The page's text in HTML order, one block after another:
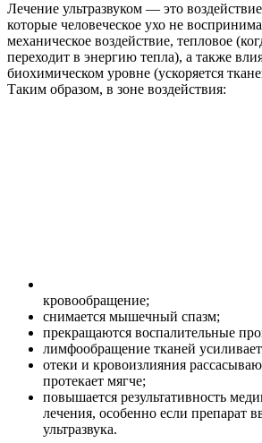
Лечение ультразвуком — это
которые человеческое ухо не
механическое воздействие, тепловое
переходит в энергию тепла), а также
биохимическом уровне (ускоряется
Таким образом, в зоне воздействия:
кровообращение;
снимается мышечный спазм;
прекращаются воспалительные
лимфообращение тканей
отеки и кровоизлияния
протекает мягче;
повышается результативность
лечения, особенно если препарат
ультразвука.